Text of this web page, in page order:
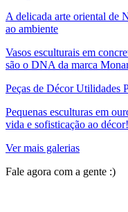
A delicada arte oriental de
ao ambiente
Vasos esculturais em
são o DNA da marca
Peças de Décor Utilidades
Pequenas esculturas em
vida e sofisticação ao décor!
Ver mais galerias
Fale agora com a gente :)